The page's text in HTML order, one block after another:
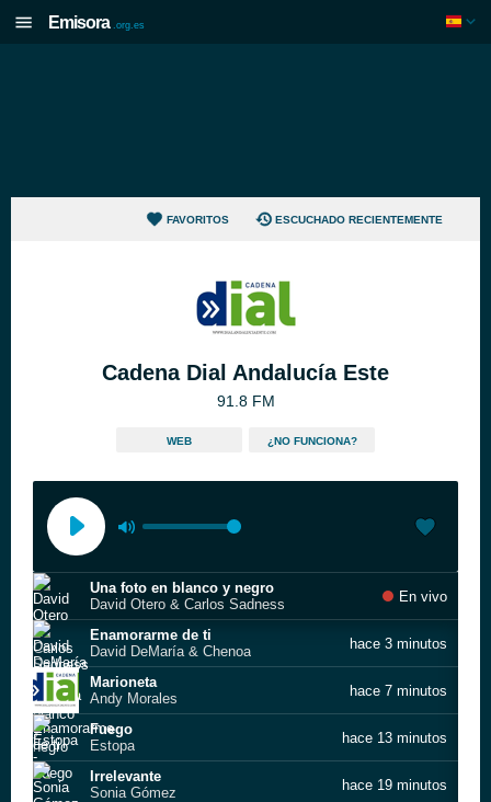
Emisora .org.es
FAVORITOS ESCUCHADO RECIENTEMENTE
Cadena Dial Andalucía Este
91.8 FM
WEB ¿NO FUNCIONA?
Una foto en blanco y negro
David Otero & Carlos Sadness
En vivo
Enamorarme de ti
David DeMaría & Chenoa
hace 3 minutos
Marioneta
Andy Morales
hace 7 minutos
Fuego
Estopa
hace 13 minutos
Irrelevante
Sonia Gómez
hace 19 minutos